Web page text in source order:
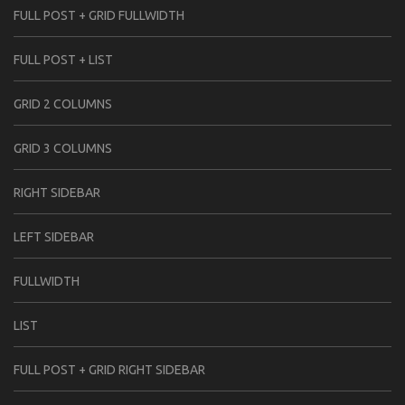
FULL POST + GRID FULLWIDTH
FULL POST + LIST
GRID 2 COLUMNS
GRID 3 COLUMNS
RIGHT SIDEBAR
LEFT SIDEBAR
FULLWIDTH
LIST
FULL POST + GRID RIGHT SIDEBAR